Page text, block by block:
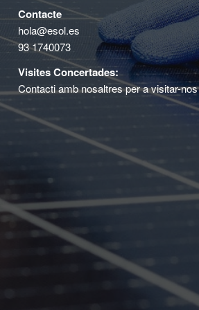
Contacte
hola@esol.es
93 1740073
Visites Concertades:
Contacti amb nosaltres per a visitar-nos